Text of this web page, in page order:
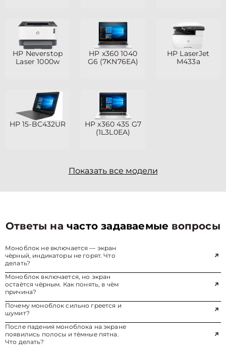
HP Neverstop
Laser 1000w
HP x360 1040
G6 (7KN76EA)
HP LaserJet
M433a
HP 15-BC432UR
HP x360 435 G7
(1L3L0EA)
Показать все модели
Ответы начасто задаваемые вопросы
Моноблок не включается — экран
чёрный, индикаторы не горят. Что
делать?
Моноблок включается, но экран
остаётся чёрным. Как понять, в чём
причина?
Почему моноблок сильно греется и
шумит?
После падения моноблока на экране
появились полосы и тёмные пятна.
Что делать?